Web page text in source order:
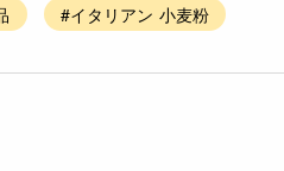
#イタリアン 小麦粉